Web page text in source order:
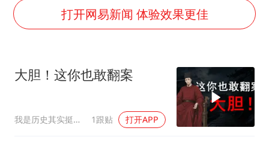
22岁女生南太行山失联已超十天
汕头市政府被约谈
蜜雪冰城员工抽烟收银 门店现已停业
嘲讽周星驰无儿女没朋友 李修贤道歉
坚持党全面领导和党中央集中统一领导
打开网易新闻 体验效果更佳
大胆！这你也敢翻案
我是历史其实挺有趣 1跟贴 打开APP